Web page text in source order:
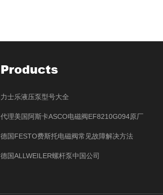
Products
力士乐液压泵型号大全
代理美国阿斯卡ASCO电磁阀EF8210G094原厂
德国FESTO费斯托电磁阀常见故障解决方法
德国ALLWEILER螺杆泵中国公司